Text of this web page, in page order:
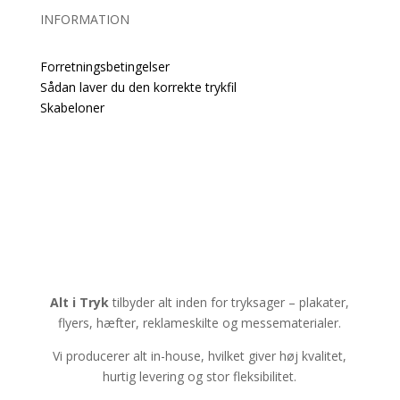
INFORMATION
Forretningsbetingelser
Sådan laver du den korrekte trykfil
Skabeloner
Alt i Tryktilbyder alt inden for tryksager – plakater,
flyers, hæfter, reklameskilte og messematerialer.
Vi producerer alt in-house, hvilket giver høj kvalitet,
hurtig levering og stor fleksibilitet.